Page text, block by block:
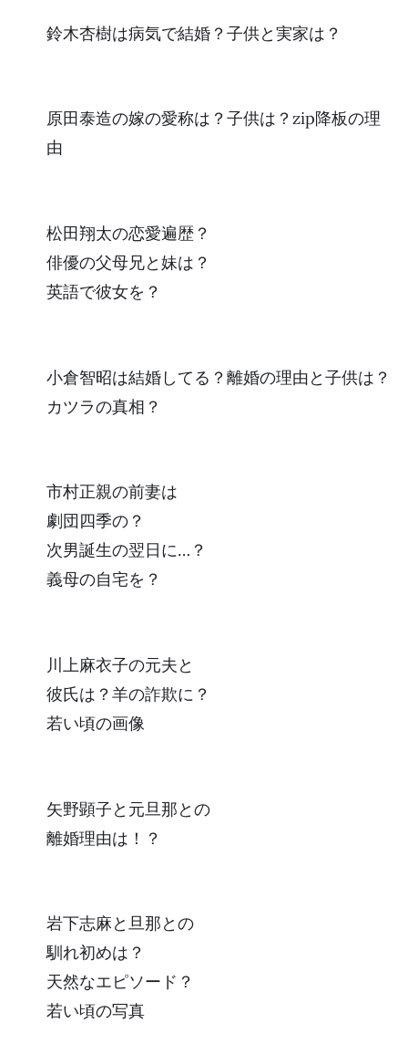
鈴木杏樹は病気で結婚？子供と実家は？
原田泰造の嫁の愛称は？子供は？zip降板の理
由
松田翔太の恋愛遍歴？
俳優の父母兄と妹は？
英語で彼女を？
小倉智昭は結婚してる？離婚の理由と子供は？
カツラの真相？
市村正親の前妻は
劇団四季の？
次男誕生の翌日に…？
義母の自宅を？
川上麻衣子の元夫と
彼氏は？羊の詐欺に？
若い頃の画像
矢野顕子と元旦那との
離婚理由は！？
岩下志麻と旦那との
馴れ初めは？
天然なエピソード？
若い頃の写真